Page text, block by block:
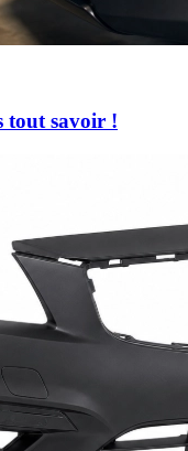
tout savoir !